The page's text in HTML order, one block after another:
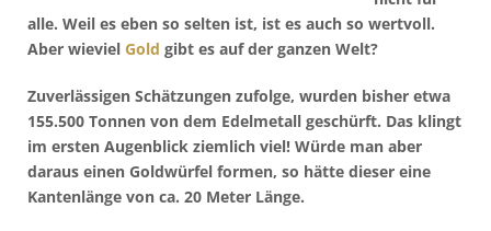
alle. Weil es eben so selten ist, ist es auch so wertvoll.
Aber wieviel Gold gibt es auf der ganzen Welt?
Zuverlässigen Schätzungen zufolge, wurden bisher etwa
155.500 Tonnen von dem Edelmetall geschürft. Das klingt
im ersten Augenblick ziemlich viel! Würde man aber
daraus einen Goldwürfel formen, so hätte dieser eine
Kantenlänge von ca. 20 Meter Länge.